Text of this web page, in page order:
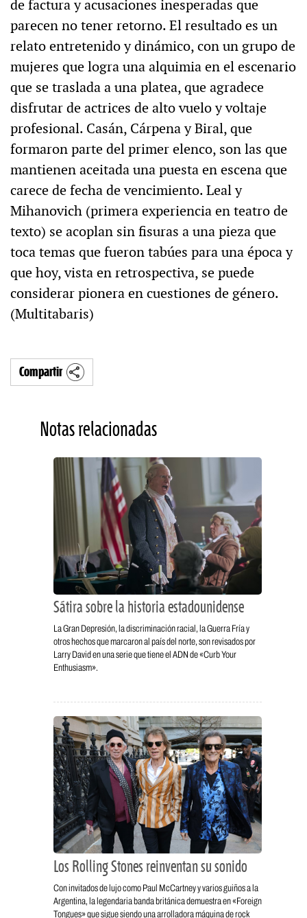
de factura y acusaciones inesperadas que
parecen no tener retorno. El resultado es un
relato entretenido y dinámico, con un grupo de
mujeres que logra una alquimia en el escenario
que se traslada a una platea, que agradece
disfrutar de actrices de alto vuelo y voltaje
profesional. Casán, Cárpena y Biral, que
formaron parte del primer elenco, son las que
mantienen aceitada una puesta en escena que
carece de fecha de vencimiento. Leal y
Mihanovich (primera experiencia en teatro de
texto) se acoplan sin fisuras a una pieza que
toca temas que fueron tabúes para una época y
que hoy, vista en retrospectiva, se puede
considerar pionera en cuestiones de género.
(Multitabaris)
Compartir
Notas relacionadas
Sátira sobre la historia estadounidense
La Gran Depresión, la discriminación racial, la Guerra Fría y
otros hechos que marcaron al país del norte, son revisados por
Larry David en una serie que tiene el ADN de «Curb Your
Enthusiasm».
Los Rolling Stones reinventan su sonido
Con invitados de lujo como Paul McCartney y varios guiños a la
Argentina, la legendaria banda británica demuestra en «Foreign
Tongues» que sigue siendo una arrolladora máquina de rock